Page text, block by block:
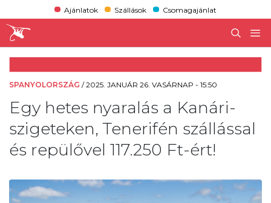
Ajánlatok Szállások Csomagajánlat
SPANYOLORSZÁG /2025. JANUÁR 26. VASÁRNAP - 15:50
Egy hetes nyaralás a Kanári-
szigeteken, Tenerifén szállással
és repülővel 117.250 Ft-ért!